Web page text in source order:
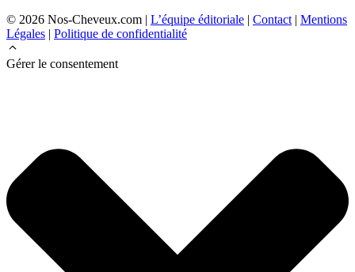
© 2026 Nos-Cheveux.com | L’équipe éditoriale | Contact | Mentions
Légales | Politique de confidentialité
Gérer le consentement